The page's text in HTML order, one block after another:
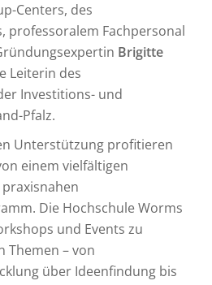
Centers, des
professoralem Fachpersonal
Brigitte
Leiterin des
Investitions- und
Pfalz.
Unterstützung profitieren
einem vielfältigen
Die Hochschule Worms
und Events zu
Themen – von
über Ideenfindung bis